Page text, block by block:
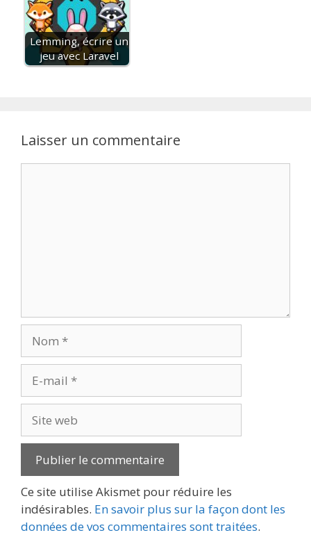
Lemming, écrire un
jeu avec Laravel
Laisser un commentaire
mail
web
Ce site utilise Akismet pour réduire les
indésirables. En savoir plus sur la façon dont les
données de vos commentaires sont traitées.